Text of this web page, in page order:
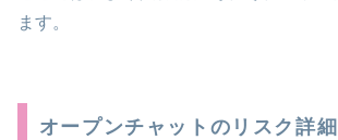
ます。
オープンチャットのリスク詳細